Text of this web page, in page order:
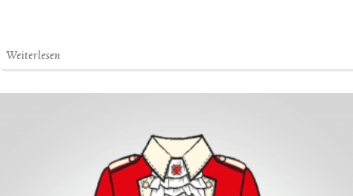
Weiterlesen